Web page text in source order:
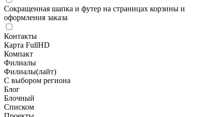
Сокращенная шапка и футер на страницах корзины и
оформления заказа
Контакты
Карта FullHD
Компакт
Филиалы
Филиалы(лайт)
С выбором региона
Блог
Блочный
Списком